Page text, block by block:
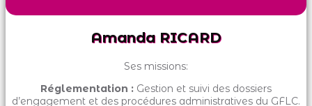
Amanda RICARD
Ses missions:
Réglementation : Gestion et suivi des dossiers
d’engagement et des procédures administratives du GFLC.